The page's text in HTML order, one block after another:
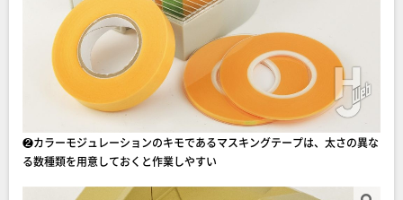
❷カラーモジュレーションのキモであるマスキングテープは、太さの異な
る数種類を用意しておくと作業しやすい